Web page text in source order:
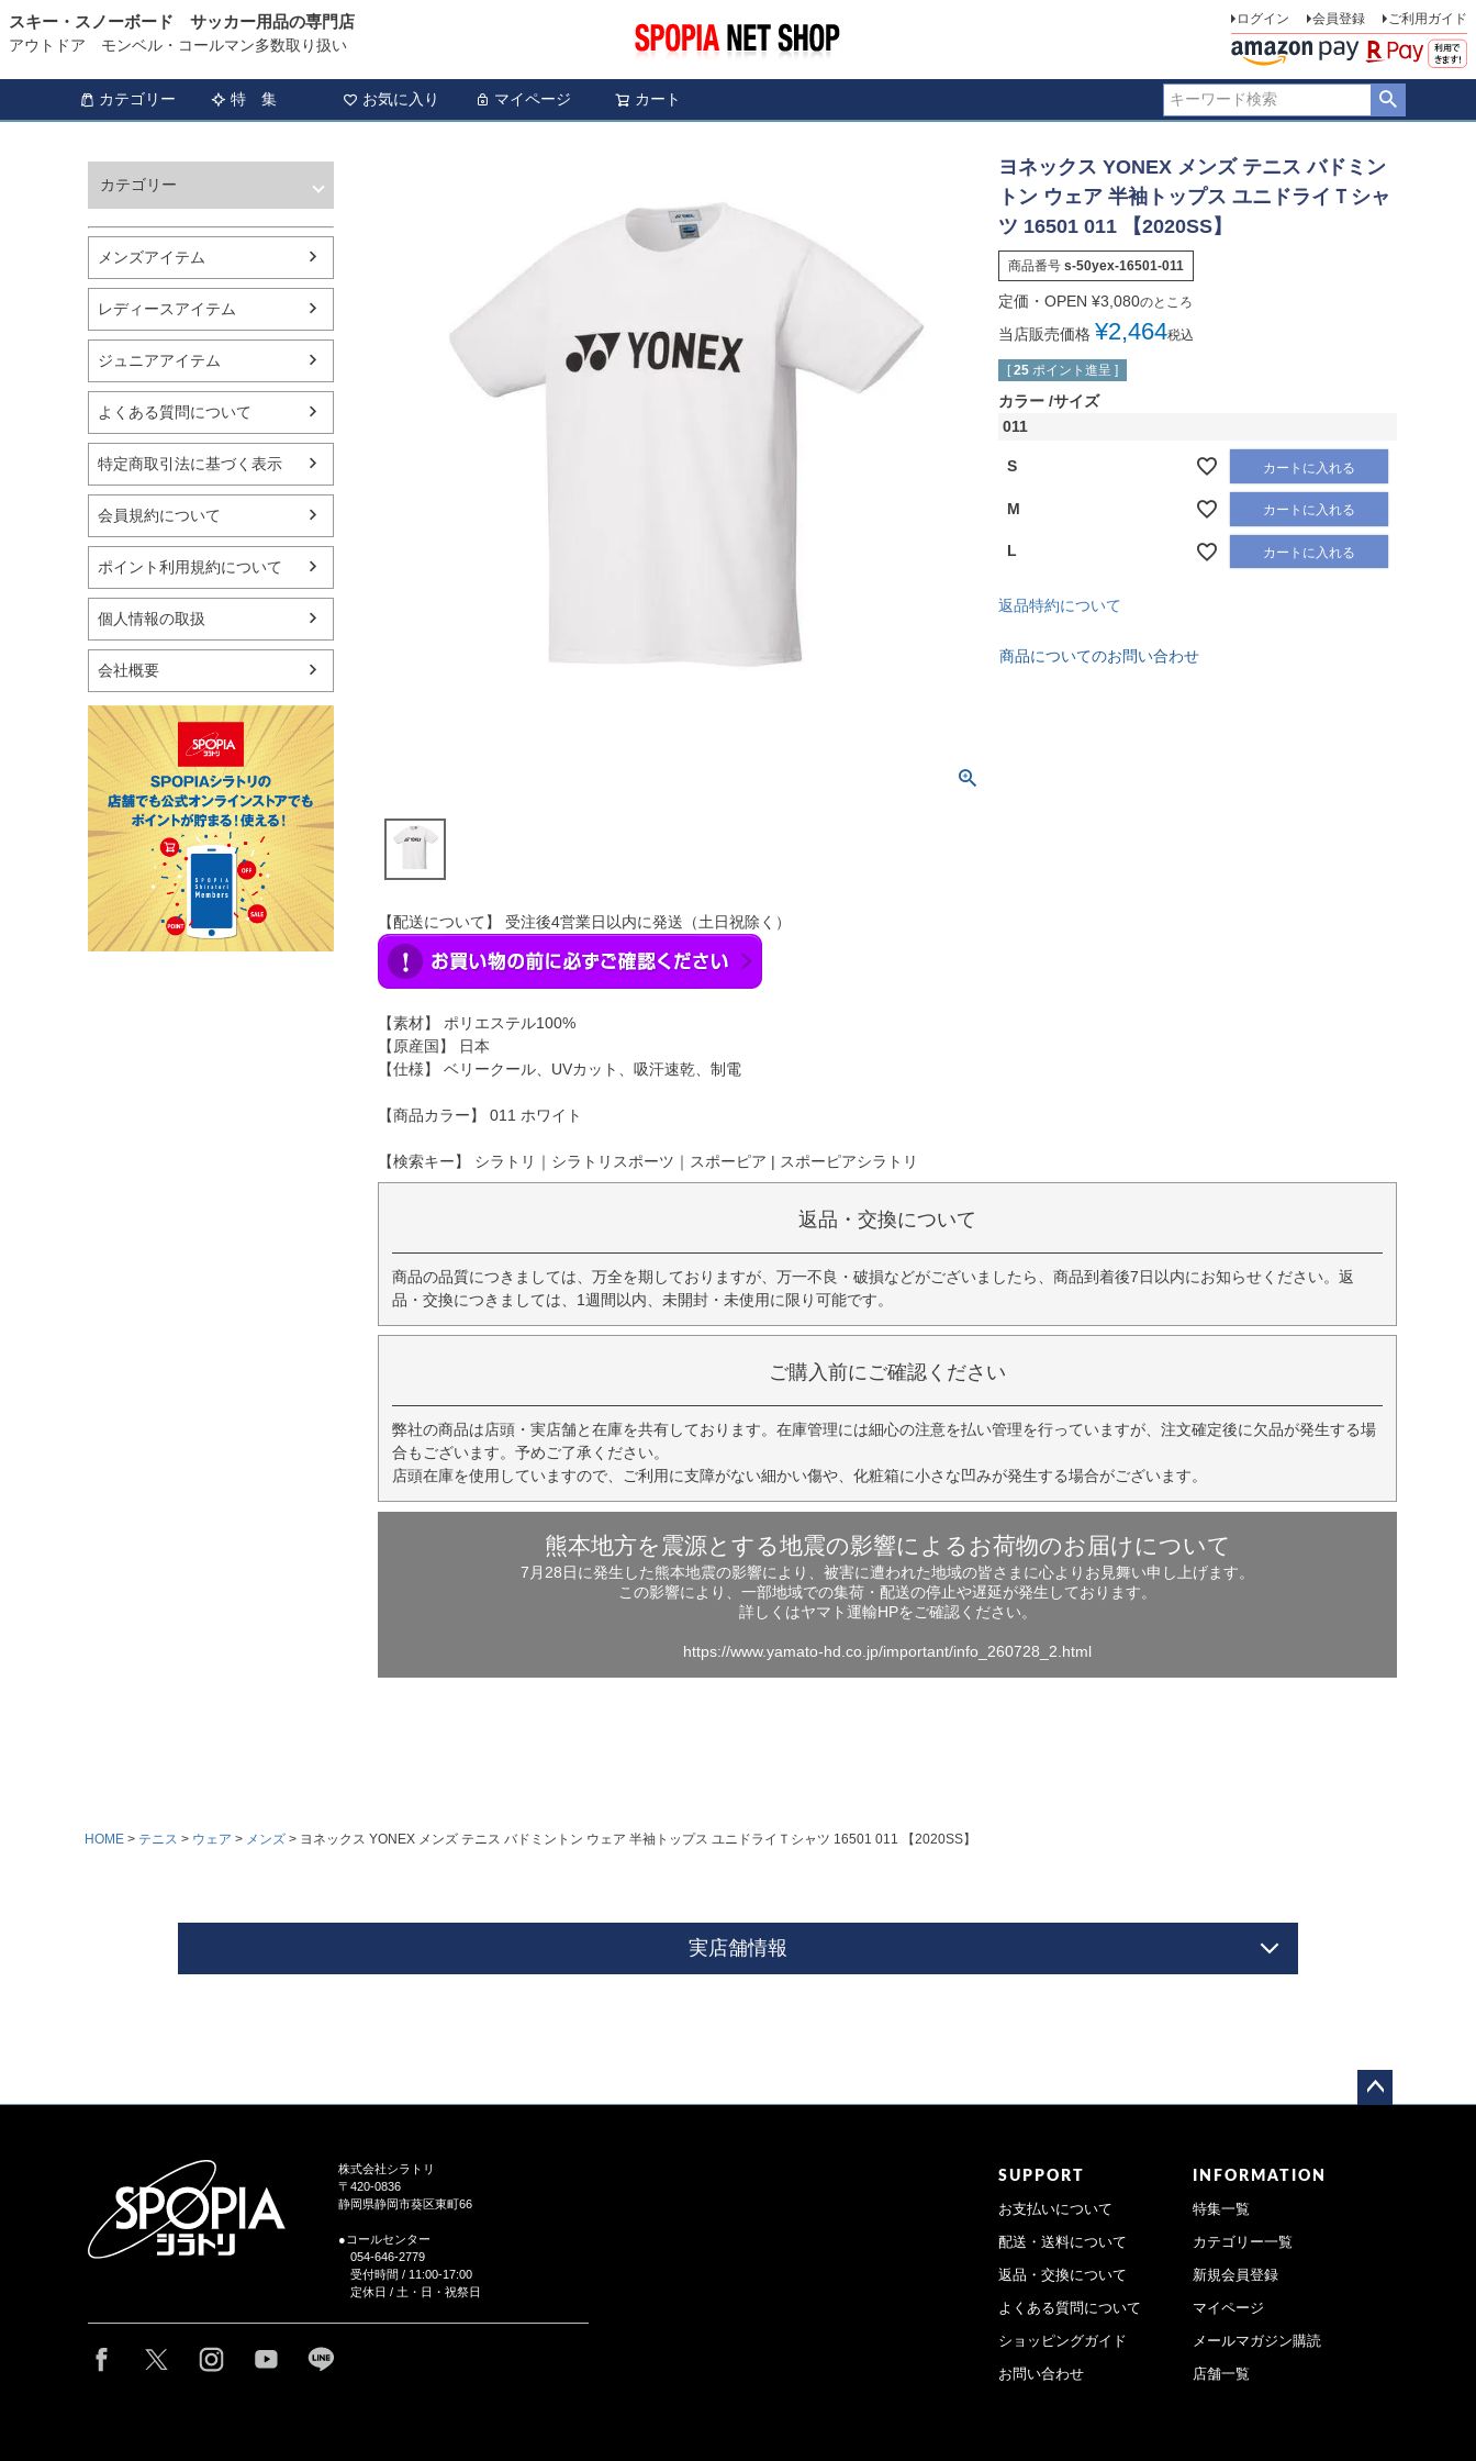
スキー・スノーボード サッカー用品の専門店
アウトドア モンベル・コールマン多数取り扱い
ログイン 会員登録 ご利用ガイド
カテゴリー 特 集 お気に入り マイページ カート
カテゴリー
バスケットボール
シューズ
ランニング用品
スポーツアパレル
テニス
バレーボール
フィットネス用品
スイミング用品
マリン
スケートボード
野球・ソフトボール
ゴルフ
卓球用品
バッグ・サングラス
ハンドボール用品
ラグビー用品
グランドゴルフ
メンズアイテム
レディースアイテム
ジュニアアイテム
よくある質問について
特定商取引法に基づく表示
会員規約について
ポイント利用規約について
個人情報の取扱
会社概要
ヨネックス YONEX メンズ テニス バドミン
トン ウェア 半袖トップス ユニドライＴシャ
ツ 16501 011 【2020SS】
商品番号 s-50yex-16501-011
定価・OPEN ¥3,080のところ
当店販売価格 ¥2,464税込
[ 25 ポイント進呈 ]
カラー サイズ
011
S カートに入れる
M カートに入れる
L カートに入れる
返品特約について
商品についてのお問い合わせ
【配送について】 受注後4営業日以内に発送（土日祝除く）
【素材】 ポリエステル100%
【原産国】 日本
【仕様】 ベリークール、UVカット、吸汗速乾、制電
【商品カラー】 011 ホワイト
【検索キー】 シラトリ｜シラトリスポーツ｜スポーピア | スポーピアシラトリ
返品・交換について
商品の品質につきましては、万全を期しておりますが、万一不良・破損などがございましたら、商品到着後7日以内にお知らせください。返
品・交換につきましては、1週間以内、未開封・未使用に限り可能です。
ご購入前にご確認ください
弊社の商品は店頭・実店舗と在庫を共有しております。在庫管理には細心の注意を払い管理を行っていますが、注文確定後に欠品が発生する場
合もございます。予めご了承ください。
店頭在庫を使用していますので、ご利用に支障がない細かい傷や、化粧箱に小さな凹みが発生する場合がございます。
熊本地方を震源とする地震の影響によるお荷物のお届けについて
7月28日に発生した熊本地震の影響により、被害に遭われた地域の皆さまに心よりお見舞い申し上げます。
この影響により、一部地域での集荷・配送の停止や遅延が発生しております。
詳しくはヤマト運輸HPをご確認ください。
https://www.yamato-hd.co.jp/important/info_260728_2.html
HOME テニス ウェア メンズ ヨネックス YONEX メンズ テニス バドミントン ウェア 半袖トップス ユニドライＴシャツ 16501 011 【2020SS】
実店舗情報
株式会社シラトリ
〒420-0836
静岡県静岡市葵区東町66
●コールセンター
054-646-2779
受付時間 / 11:00-17:00
定休日 / 土・日・祝祭日
SUPPORT
お支払いについて
配送・送料について
返品・交換について
よくある質問について
ショッピングガイド
お問い合わせ
INFORMATION
特集一覧
カテゴリー一覧
新規会員登録
マイページ
メールマガジン購読
店舗一覧